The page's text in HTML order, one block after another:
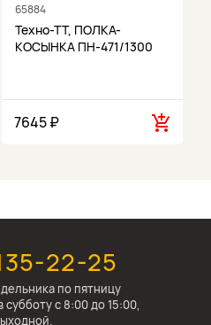
65884
Техно-ТТ, ПОЛКА-
КОСЫНКА ПН-471/1300
7645 ₽
22-25
по пятницу
субботу с 8:00 до 15:00,